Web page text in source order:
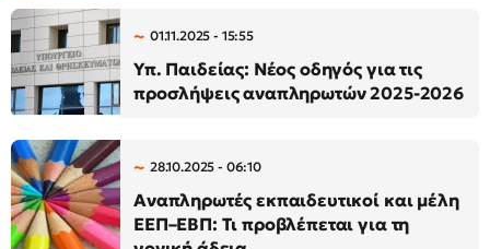
01.11.2025 - 15:55
Υπ. Παιδείας: Νέος οδηγός για τις
προσλήψεις αναπληρωτών 2025-2026
28.10.2025 - 06:10
Αναπληρωτές εκπαιδευτικοί και μέλη
ΕΕΠ–ΕΒΠ: Τι προβλέπεται για τη